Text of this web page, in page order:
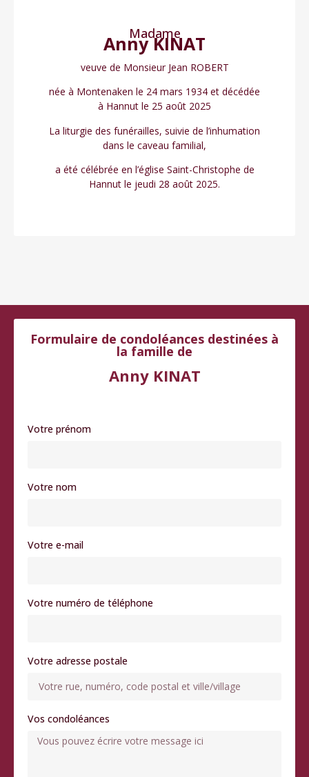
Madame
Anny KINAT
veuve de Monsieur Jean ROBERT
née à Montenaken le 24 mars 1934 et décédée
à Hannut le 25 août 2025
La liturgie des funérailles, suivie de l’inhumation
dans le caveau familial,
a été célébrée en l’église Saint-Christophe de
Hannut le jeudi 28 août 2025.
Formulaire de condoléances destinées à
la famille de
Anny KINAT
Votre prénom
Votre nom
Votre e-mail
Votre numéro de téléphone
Votre adresse postale
Vos condoléances